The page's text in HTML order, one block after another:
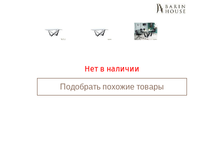
Нет в наличии
Подобрать похожие товары